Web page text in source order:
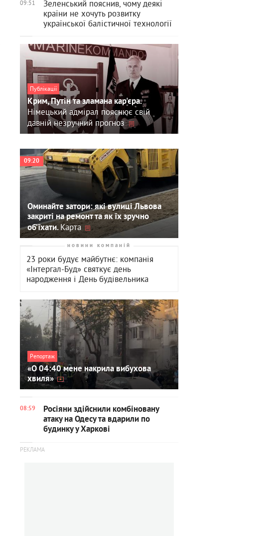
09:51
Зеленський пояснив, чому деякі
країни не хочуть розвитку
української балістичної технології
Публікації
Крим, Путін та зламана кар'єра.
Німецький адмірал пояснює свій
давній незручний прогноз
09:20
Оминайте затори: які вулиці Львова
закриті на ремонт та як їх зручно
об’їхати. Карта
новини компаній
23 роки будує майбутнє: компанія
«Інтергал-Буд» святкує день
народження і День будівельника
Репортаж
«О 04:40 мене накрила вибухова
хвиля»
08:59
Росіяни здійснили комбіновану
атаку на Одесу та вдарили по
будинку у Харкові